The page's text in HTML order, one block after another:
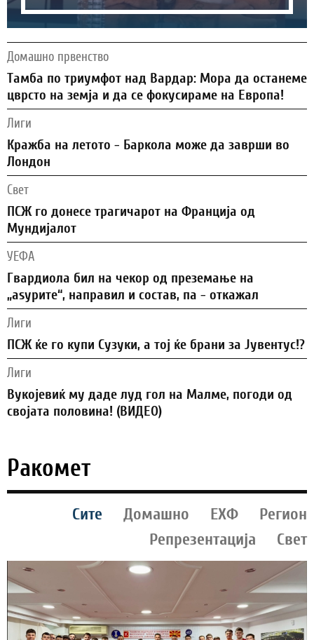
Домашно првенство
Тамба по триумфот над Вардар: Мора да останеме
цврсто на земја и да се фокусираме на Европа!
Лиги
Кражба на летото - Баркола може да заврши во
Лондон
Свет
ПСЖ го донесе трагичарот на Франција од
Мундијалот
УЕФА
Гвардиола бил на чекор од преземање на
„аѕурите“, направил и состав, па - откажал
Лиги
ПСЖ ќе го купи Сузуки, а тој ќе брани за Јувентус!?
Лиги
Вукојевиќ му даде луд гол на Малме, погоди од
својата половина! (ВИДЕО)
Ракомет
Сите Домашно ЕХФ
Регион
Репрезентација
Свет